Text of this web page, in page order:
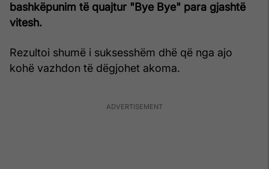
bashkëpunim të quajtur "Bye Bye" para gjashtë
vitesh.
Rezultoi shumë i suksesshëm dhë që nga ajo
kohë vazhdon të dëgjohet akoma.